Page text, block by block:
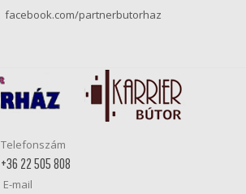
facebook.com/partnerbutorhaz
Telefonszám
+36 22 505 808
E-mail